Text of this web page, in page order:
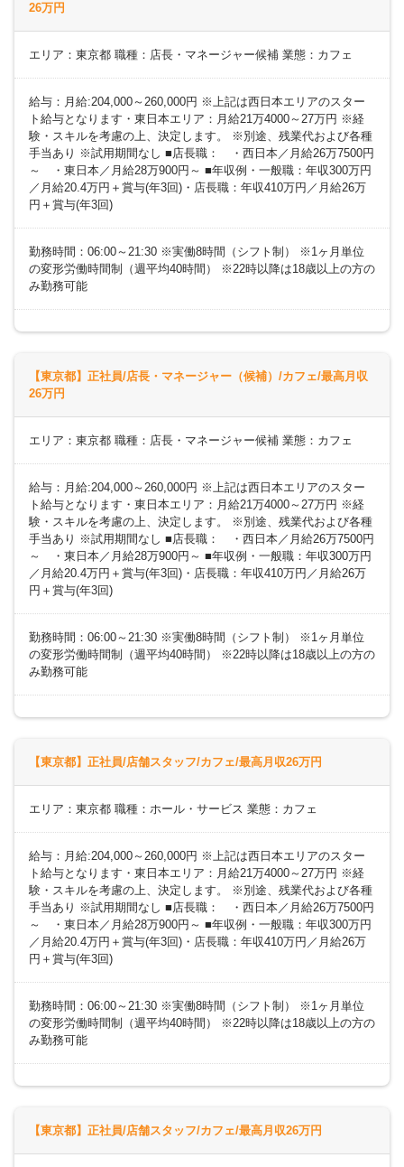
26万円
エリア：東京都 職種：店長・マネージャー候補 業態：カフェ
給与：月給:204,000～260,000円 ※上記は西日本エリアのスター
ト給与となります・東日本エリア：月給21万4000～27万円 ※経
験・スキルを考慮の上、決定します。 ※別途、残業代および各種
手当あり ※試用期間なし ■店長職： ・西日本／月給26万7500円
～ ・東日本／月給28万900円～ ■年収例・一般職：年収300万円
／月給20.4万円＋賞与(年3回)・店長職：年収410万円／月給26万
円＋賞与(年3回)
勤務時間：06:00～21:30 ※実働8時間（シフト制） ※1ヶ月単位
の変形労働時間制（週平均40時間） ※22時以降は18歳以上の方の
み勤務可能
【東京都】正社員/店長・マネージャー（候補）/カフェ/最高月収
26万円
エリア：東京都 職種：店長・マネージャー候補 業態：カフェ
給与：月給:204,000～260,000円 ※上記は西日本エリアのスター
ト給与となります・東日本エリア：月給21万4000～27万円 ※経
験・スキルを考慮の上、決定します。 ※別途、残業代および各種
手当あり ※試用期間なし ■店長職： ・西日本／月給26万7500円
～ ・東日本／月給28万900円～ ■年収例・一般職：年収300万円
／月給20.4万円＋賞与(年3回)・店長職：年収410万円／月給26万
円＋賞与(年3回)
勤務時間：06:00～21:30 ※実働8時間（シフト制） ※1ヶ月単位
の変形労働時間制（週平均40時間） ※22時以降は18歳以上の方の
み勤務可能
【東京都】正社員/店舗スタッフ/カフェ/最高月収26万円
エリア：東京都 職種：ホール・サービス 業態：カフェ
給与：月給:204,000～260,000円 ※上記は西日本エリアのスター
ト給与となります・東日本エリア：月給21万4000～27万円 ※経
験・スキルを考慮の上、決定します。 ※別途、残業代および各種
手当あり ※試用期間なし ■店長職： ・西日本／月給26万7500円
～ ・東日本／月給28万900円～ ■年収例・一般職：年収300万円
／月給20.4万円＋賞与(年3回)・店長職：年収410万円／月給26万
円＋賞与(年3回)
勤務時間：06:00～21:30 ※実働8時間（シフト制） ※1ヶ月単位
の変形労働時間制（週平均40時間） ※22時以降は18歳以上の方の
み勤務可能
【東京都】正社員/店舗スタッフ/カフェ/最高月収26万円